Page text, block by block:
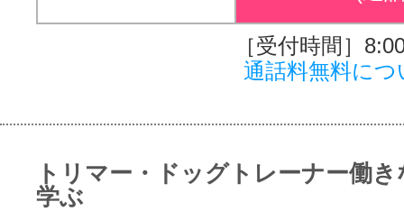
［受付時間］
通話料無料につ
トリマー・ドッグトレーナー働
学ぶ